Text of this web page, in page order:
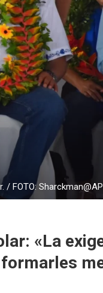
FOTO:
«La